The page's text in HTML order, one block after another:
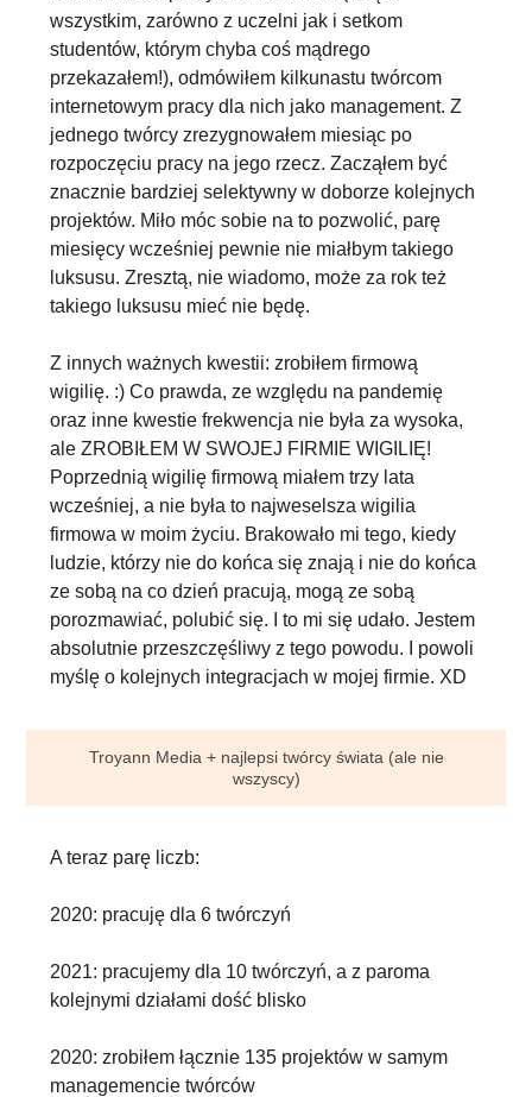
wszystkim, zarówno z uczelni jak i setkom
studentów, którym chyba coś mądrego
przekazałem!), odmówiłem kilkunastu twórcom
internetowym pracy dla nich jako management. Z
jednego twórcy zrezygnowałem miesiąc po
rozpoczęciu pracy na jego rzecz. Zacząłem być
znacznie bardziej selektywny w doborze kolejnych
projektów. Miło móc sobie na to pozwolić, parę
miesięcy wcześniej pewnie nie miałbym takiego
luksusu. Zresztą, nie wiadomo, może za rok też
takiego luksusu mieć nie będę.
Z innych ważnych kwestii:zrobiłem firmową
wigilię. :) Co prawda, ze względu na pandemię
oraz inne kwestie frekwencja nie była za wysoka,
ale ZROBIŁEM W SWOJEJ FIRMIE WIGILIĘ!
Poprzednią wigilię firmową miałem trzy lata
wcześniej, a nie była to najweselsza wigilia
firmowa w moim życiu. Brakowało mi tego, kiedy
ludzie, którzy nie do końca się znają i nie do końca
ze sobą na co dzień pracują, mogą ze sobą
porozmawiać, polubić się. I to mi się udało. Jestem
absolutnie przeszczęśliwy z tego powodu. I powoli
myślę o kolejnych integracjach w mojej firmie. XD
Troyann Media + najlepsi twórcy świata (ale nie
wszyscy)
A teraz parę liczb:
2020: pracuję dla6 twórczyń
2021: pracujemy dla 10 twórczyń, a z paroma
kolejnymi działami dość blisko
2020: zrobiłem łącznie 135 projektów w samym
managemencie twórców